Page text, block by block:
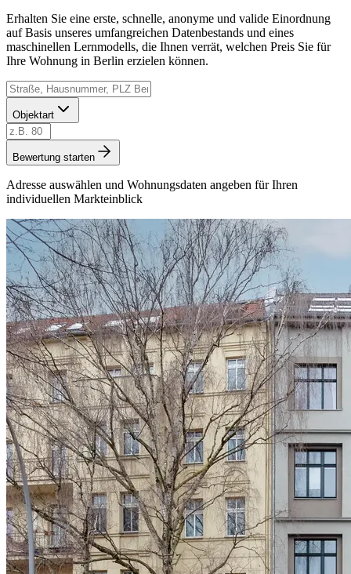
Erhalten Sie eine erste, schnelle, anonyme und valide Einordnung
auf Basis unseres umfangreichen Datenbestands und eines
maschinellen Lernmodells, die Ihnen verrät, welchen Preis Sie für
Ihre Wohnung in Berlin erzielen können.
Objektart
Bewertung starten
Adresse auswählen und Wohnungsdaten angeben für Ihren
individuellen Markteinblick